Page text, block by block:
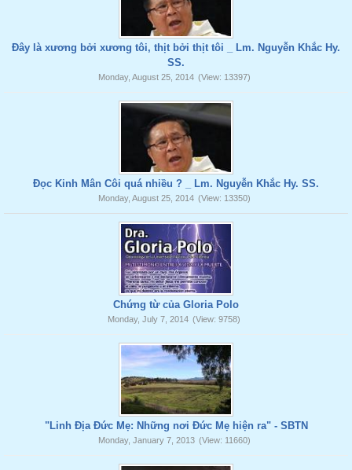
Đây là xương bởi xương tôi, thịt bởi thịt tôi _ Lm. Nguyễn Khắc Hy.
SS.
Monday, August 25, 2014 (View: 13397)
Đọc Kinh Mân Côi quá nhiều ? _ Lm. Nguyễn Khắc Hy. SS.
Monday, August 25, 2014 (View: 13350)
Chứng từ của Gloria Polo
Monday, July 7, 2014 (View: 9758)
"Linh Địa Đức Mẹ: Những nơi Đức Mẹ hiện ra" - SBTN
Monday, January 7, 2013 (View: 11660)